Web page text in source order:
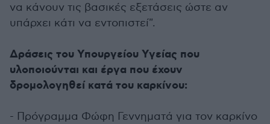
να κάνουν τις βασικές εξετάσεις ώστε αν
υπάρχει κάτι να εντοπιστεί".
Δράσεις του Υπουργείου Υγείας που
υλοποιούνται και έργα που έχουν
δρομολογηθεί κατά του καρκίνου:
- Πρόγραμμα Φώφη Γεννηματά για τον καρκίνο